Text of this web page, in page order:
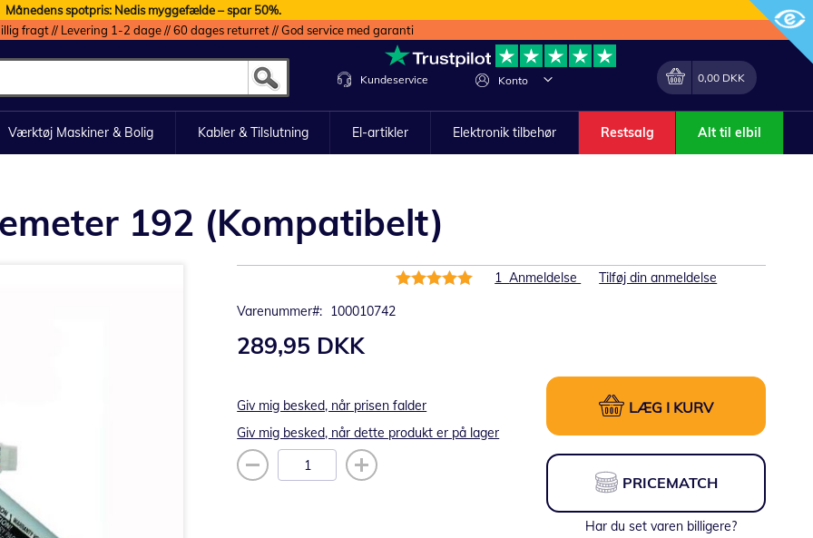
Månedens spotpris: Nedis myggefælde – spar 50%.
fragt // Levering 1-2 dage // 60 dages returret // God service med garanti
Konto
Lave
Min indkøbskurv
0,00 DKK
Kundeservice
Værktøj Maskiner & Bolig Kabler & Tilslutning El-artikler Elektronik tilbehør Restsalg Alt til elbil
192 (Kompatibelt)
Varenummer 100010742
Bedømmelse:
1Anmeldelse Tilføj din anmeldelse
289,95 DKK
Giv mig besked, når prisen falder
Giv mig besked, når dette produkt er på lager
LÆG I KURV
PRICEMATCH
Har du set varen billigere?